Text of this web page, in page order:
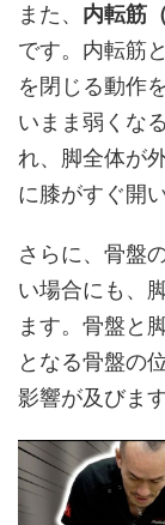
また、 内転筋
です。内転筋
を閉じる動作
いまま弱くな
れ、脚全体が
に膝がすぐ開
さらに、骨盤
い場合にも、
ます。骨盤と
となる骨盤の
影響が及びます